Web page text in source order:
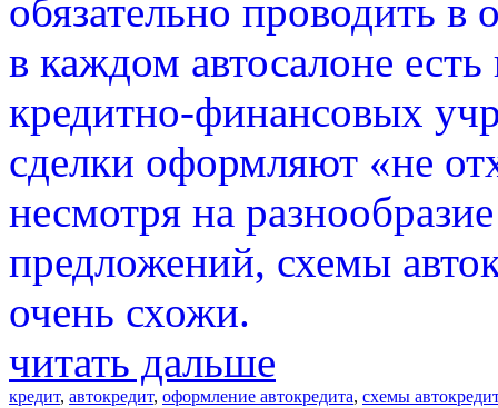
обязательно проводить в
в каждом автосалоне
кредитно-финансовых
сделки оформляют «не
несмотря на
предложений, схемы
очень схожи.
читать дальше
кредит, автокредит, оформление автокредита, схемы